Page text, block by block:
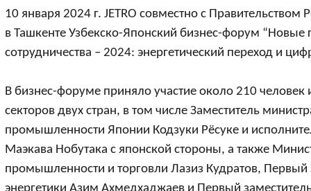
10 января 2024 г. JETRO совместно с Правительством
в Ташкенте Узбекско-Японский бизнес-форум “Новые
сотрудничества – 2024: энергетический переход и
В бизнес-форуме приняло участие около 210 человек
секторов двух стран, в том числе Заместитель
промышленности Японии Кодзуки Рёсуке и
Маэкава Нобутака с японской стороны, а также
промышленности и торговли Лазиз Кудратов, Первый